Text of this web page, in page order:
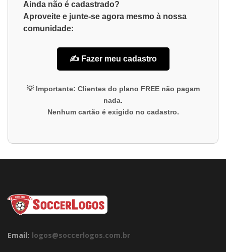
Ainda não é cadastrado?
Aproveite e junte-se agora mesmo à nossa
comunidade:
✍️ Fazer meu cadastro
💡 Importante: Clientes do plano FREEnão pagam
nada.
Nenhum cartão é exigido no cadastro.
Email: logos@soccerlogos.com.br